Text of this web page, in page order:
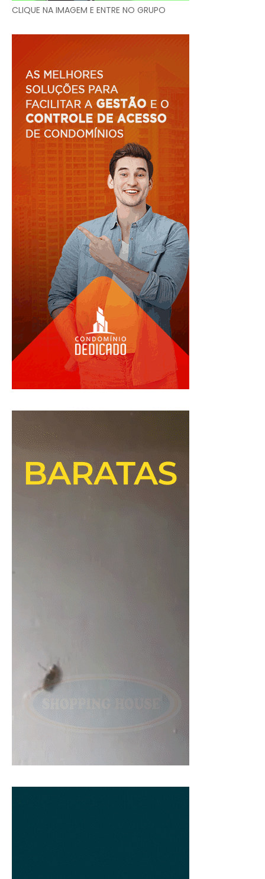
CLIQUE NA IMAGEM E ENTRE NO GRUPO